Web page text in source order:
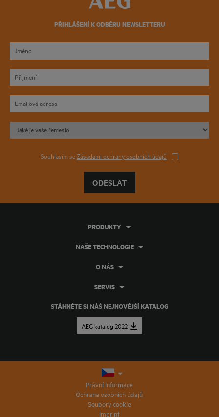
PŘIHLÁŠENÍ K ODBĚRU NEWSLETTERU
Souhlasím seZásadami ochrany osobních údajů
ODESLAT
STÁHNĚTE SI NÁŠ NEJNOVĚJŠÍ KATALOG
AEG katalog 2022
PRODUKTY
NAŠE TECHNOLOGIE
O NÁS
SERVIS
Právní informace
Ochrana osobních údajů
Soubory cookie
Imprint